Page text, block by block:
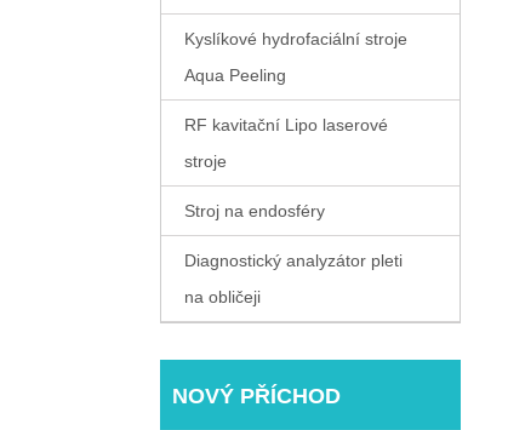
Kyslíkové hydrofaciální stroje
Aqua Peeling
RF kavitační Lipo laserové
stroje
Stroj na endosféry
Diagnostický analyzátor pleti
na obličeji
NOVÝ PŘÍCHOD